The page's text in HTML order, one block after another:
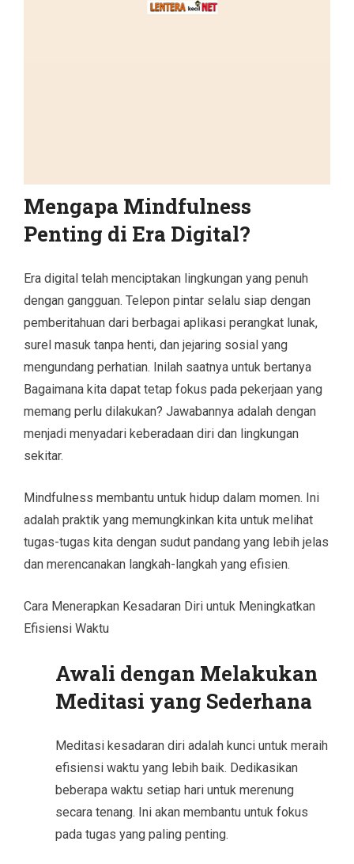
Mengapa Mindfulness
Penting di Era Digital?
Era digital telah menciptakan lingkungan yang penuh
dengan gangguan. Telepon pintar selalu siap dengan
pemberitahuan dari berbagai aplikasi perangkat lunak,
surel masuk tanpa henti, dan jejaring sosial yang
mengundang perhatian. Inilah saatnya untuk bertanya
Bagaimana kita dapat tetap fokus pada pekerjaan yang
memang perlu dilakukan? Jawabannya adalah dengan
menjadi menyadari keberadaan diri dan lingkungan
sekitar.
Mindfulness membantu untuk hidup dalam momen. Ini
adalah praktik yang memungkinkan kita untuk melihat
tugas-tugas kita dengan sudut pandang yang lebih jelas
dan merencanakan langkah-langkah yang efisien.
Cara Menerapkan Kesadaran Diri untuk Meningkatkan
Efisiensi Waktu
Awali dengan Melakukan
Meditasi yang Sederhana
Meditasi kesadaran diri adalah kunci untuk meraih
efisiensi waktu yang lebih baik. Dedikasikan
beberapa waktu setiap hari untuk merenung
secara tenang. Ini akan membantu untuk fokus
pada tugas yang paling penting.